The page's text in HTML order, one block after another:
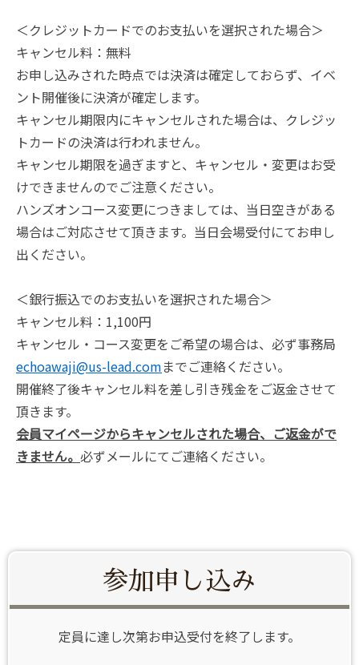
＜クレジットカードでのお支払いを選択された場合＞
キャンセル料：無料
お申し込みされた時点では決済は確定しておらず、イベ
ント開催後に決済が確定します。
キャンセル期限内にキャンセルされた場合は、クレジッ
トカードの決済は行われません。
キャンセル期限を過ぎますと、キャンセル・変更はお受
けできませんのでご注意ください。
ハンズオンコース変更につきましては、当日空きがある
場合はご対応させて頂きます。当日会場受付にてお申し
出ください。
＜銀行振込でのお支払いを選択された場合＞
キャンセル料：1,100円
キャンセル・コース変更をご希望の場合は、必ず事務局
echoawaji@us-lead.comまでご連絡ください。
開催終了後キャンセル料を差し引き残金をご返金させて
頂きます。
会員マイページからキャンセルされた場合、ご返金がで
きません。 必ずメールにてご連絡ください。
参加申し込み
定員に達し次第お申込受付を終了します。